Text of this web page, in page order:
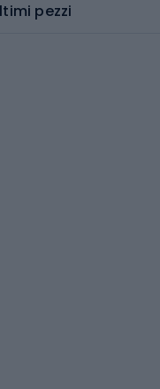
pezzi